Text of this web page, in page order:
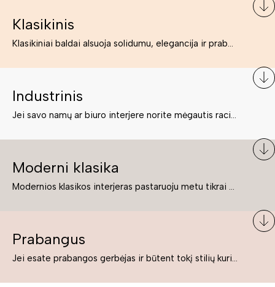
Klasikinis
Klasikiniai baldai alsuoja solidumu, elegancija ir prabanga. Paprastai jie būna masyvūs, kuria didybės įspūdį. Neabejotinai jie bus geriausias pasirinkimas estetiškam ir rafinuotam klasikiniam namų interjerui. Kartais klasikiniai baldai traktuojami kaip senoviniai, bet tai ne tiesa – klasika yra stilius, neišsemiama elegancija ir rafinuotumas.
Industrinis
Jei savo namų ar biuro interjere norite mėgautis racionaliai išnaudotomis erdvėmis, funkcionalumu ir esate neabejingi tamsesniam koloritui bei praktiškiems sprendimams, tuomet industrinis stilius bus būtent tai, ko Jums reikia. O industrinio stiliaus baldus išsirinksite mūsų asortimente.
Moderni klasika
Modernios klasikos interjeras pastaruoju metu tikrai yra „ant bangos“. Tie, kurie nenori pernelyg nutolti nuo klasikos, bet drauge žavisi šiuolaikiškais sprendimais, su malonumu savo namuose kuria klasikos ir modernaus interjero tandemą – elegantišką, subtilų ir žavingą.
Prabangus
Jei esate prabangos gerbėjas ir būtent tokį stilių kuriate savo namuose ar biure, tuomet solidūs, prabangūs baldai nepriekaištingai įsilies į Jūsų kuriamą interjerą.